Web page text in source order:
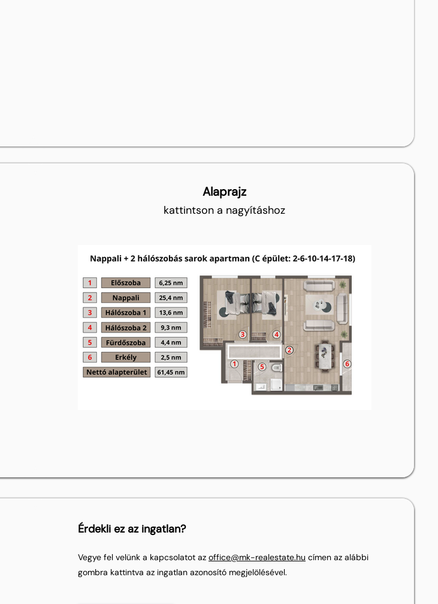
Alaprajz
kattintson a nagyításhoz
Érdekli ez az ingatlan?
Vegye fel velünk a kapcsolatot az office@mk-realestate.hu címen az alábbi
gombra kattintva az ingatlan azonosító megjelölésével.